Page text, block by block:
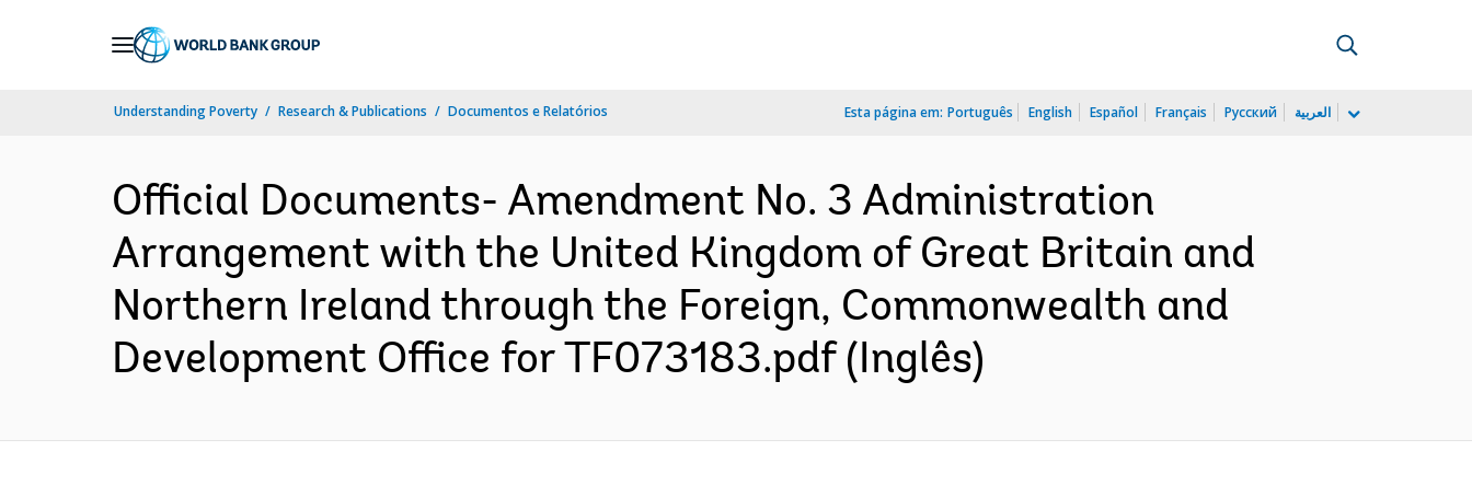
Understanding Poverty Research & Publications Documentos e Relatórios Esta página em: Português English Español Français Русский العربية
Official Documents- Amendment No. 3 Administration
Arrangement with the United Kingdom of Great Britain and
Northern Ireland through the Foreign, Commonwealth and
Development Office for TF073183.pdf (Inglês)